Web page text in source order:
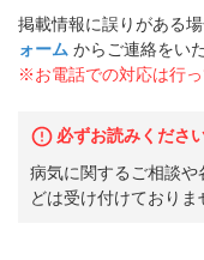
掲載情報に誤りがある
ォーム からご連絡をい
※お電話での対応は行
必ずお読みくださ
病気に関するご相談
どは受け付けておりま